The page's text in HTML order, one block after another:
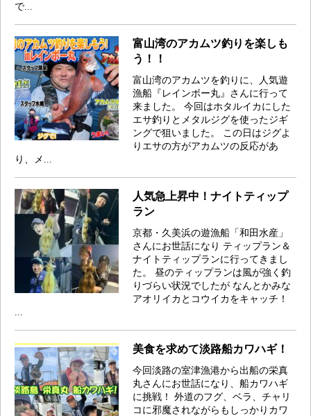
で...
富山湾のアカムツ釣りを楽しも
う！！
富山湾のアカムツを釣りに、人気遊
漁船『レインボー丸』さんに行って
来ました。 今回はホタルイカにした
エサ釣りとメタルジグを使ったジギ
ングで狙いました。 この日はジグよ
りエサの方がアカムツの反応があ
り、メ...
人気急上昇中！ナイトティップ
ラン
京都・久美浜の遊漁船「和田水産」
さんにお世話になり ティップラン＆
ナイトティップランに行ってきまし
た。 昼のティップランは風が強く釣
りづらい状況でしたが なんとかみな
アオリイカとコウイカをキャッチ！
美食を求めて淡路船カワハギ！
今回淡路の室津漁港から出船の栄真
丸さんにお世話になり、船カワハギ
に挑戦！ 外道のフグ、ベラ、チャリ
コに邪魔されながらもしっかりカワ